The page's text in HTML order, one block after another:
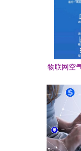
物联网空